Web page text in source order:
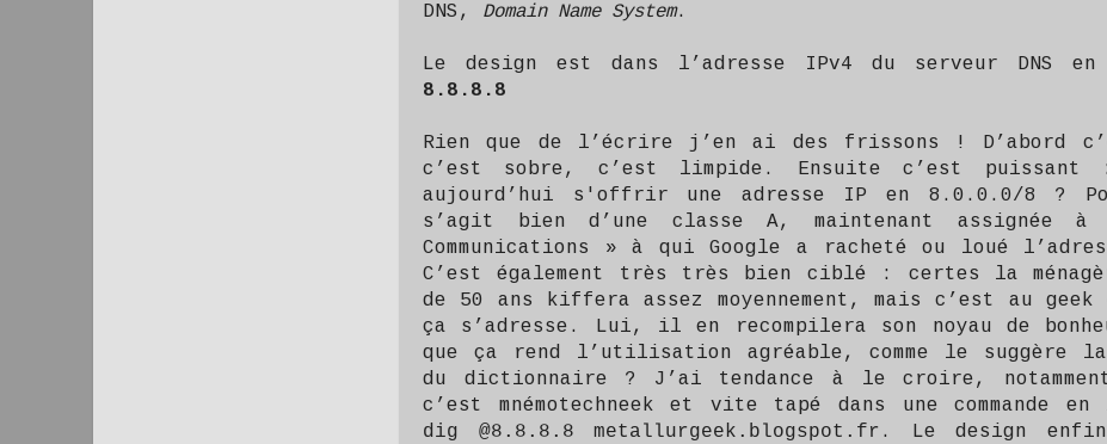
DNS, Domain Name System.
Le design est dans l’adresse IPv4 du serveur DNS
8.8.8.8
Rien que de l’écrire j’en ai des frissons ! D’abord
c’est sobre, c’est limpide. Ensuite c’est
aujourd’hui s'offrir une adresse IP en 8.0.0.0/8 ?
s’agit bien d’une classe A, maintenant assignée
Communications » à qui Google a racheté ou loué
C’est également très très bien ciblé : certes la
de 50 ans kiffera assez moyennement, mais c’est au geek
ça s’adresse. Lui, il en recompilera son noyau de
que ça rend l’utilisation agréable, comme le suggère
du dictionnaire ? J’ai tendance à le croire,
c’est mnémotechneek et vite tapé dans une commande
dig @8.8.8.8 metallurgeek.blogspot.fr . Le design